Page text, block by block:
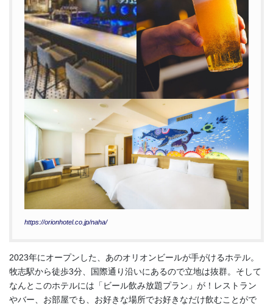
https://orionhotel.co.jp/naha/
2023年にオープンした、あのオリオンビールが手がけるホテル。
牧志駅から徒歩3分、国際通り沿いにあるので立地は抜群。そして
なんとこのホテルには「ビール飲み放題プラン」が！レストラン
やバー、お部屋でも、お好きな場所でお好きなだけ飲むことがで